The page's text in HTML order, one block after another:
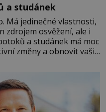
a studánek
Má jedinečné vlastnosti,
zdrojem osvěžení, ale i
a studánek má moc
změny a obnovit vaši
do svého života